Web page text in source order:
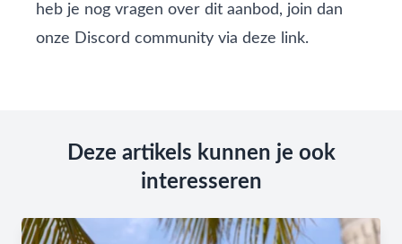
heb je nog vragen over dit aanbod, join dan
onze Discord community via deze link.
Deze artikels kunnen je ook
interesseren